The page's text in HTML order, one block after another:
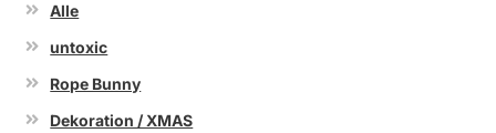
Alle
untoxic
Rope Bunny
Dekoration / XMAS